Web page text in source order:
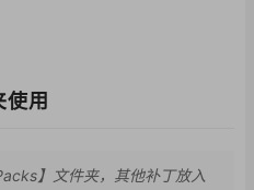
用
】文件夹，其他补丁放入